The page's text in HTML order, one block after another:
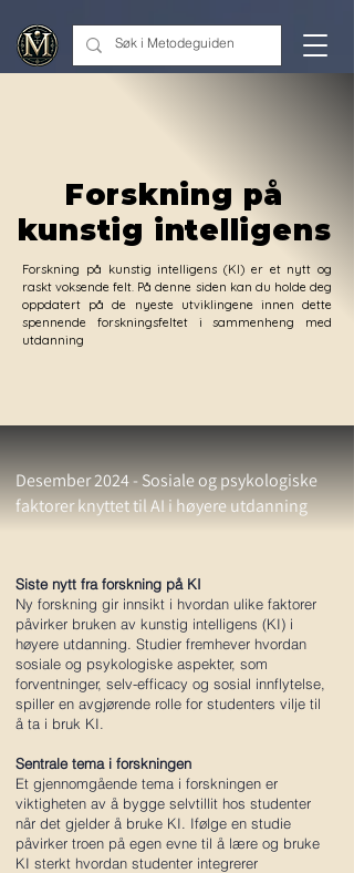
Forskning på
kunstig intelligens
Forskning på kunstig intelligens (KI) er et nytt og
raskt voksende felt. På denne siden kan du holde deg
oppdatert på de nyeste utviklingene innen dette
spennende forskningsfeltet i sammenheng med
utdanning
Desember 2024 - Sosiale og psykologiske
faktorer knyttet til AI i høyere utdanning
Siste nytt fra forskning på KI
Ny forskning gir innsikt i hvordan ulike faktorer
påvirker bruken av kunstig intelligens (KI) i
høyere utdanning. Studier fremhever hvordan
sosiale og psykologiske aspekter, som
forventninger, selv-efficacy og sosial innflytelse,
spiller en avgjørende rolle for studenters vilje til
å ta i bruk KI.
Sentrale tema i forskningen
Et gjennomgående tema i forskningen er
viktigheten av å bygge selvtillit hos studenter
når det gjelder å bruke KI. Ifølge en studie
påvirker troen på egen evne til å lære og bruke
KI sterkt hvordan studenter integrerer